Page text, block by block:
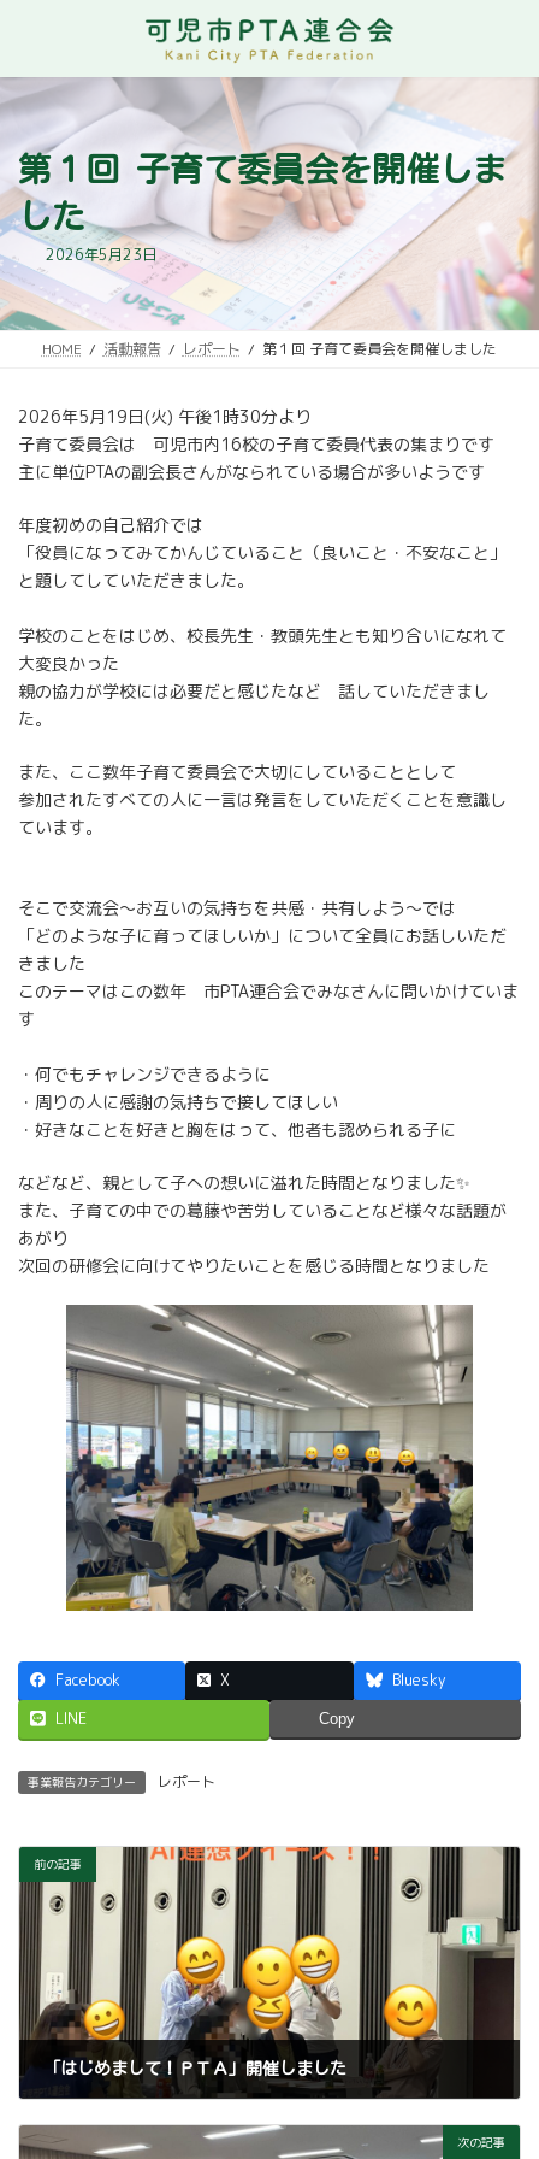
ン
ツ
プ
ー
シ
動
第１回 子育て委員会を開催しま
した
2026年5月23日
HOME 活動報告 レポート 第１回 子育て委員会を開催しました
2026年5月19日(火) 午後1時30分より
子育て委員会は 可児市内16校の子育て委員代表の集まりです
主に単位PTAの副会長さんがなられている場合が多いようです
年度初めの自己紹介では
「役員になってみてかんじていること（良いこと・不安なこと」
と題してしていただきました。
学校のことをはじめ、校長先生・教頭先生とも知り合いになれて
大変良かった
親の協力が学校には必要だと感じたなど 話していただきまし
た。
また、ここ数年子育て委員会で大切にしていることとして
参加されたすべての人に一言は発言をしていただくことを意識し
ています。
そこで交流会～お互いの気持ちを共感・共有しよう～では
「どのような子に育ってほしいか」について全員にお話しいただ
きました
このテーマはこの数年 市PTA連合会でみなさんに問いかけていま
す
・何でもチャレンジできるように
・周りの人に感謝の気持ちで接してほしい
・好きなことを好きと胸をはって、他者も認められる子に
などなど、親として子への想いに溢れた時間となりました✨
また、子育ての中での葛藤や苦労していることなど様々な話題が
あがり
次回の研修会に向けてやりたいことを感じる時間となりました
Facebook X
Bluesky
LINE
Copy
事業報告カテゴリー レポート
前の記事
「はじめまして！ＰＴＡ」開催しました
次の記事